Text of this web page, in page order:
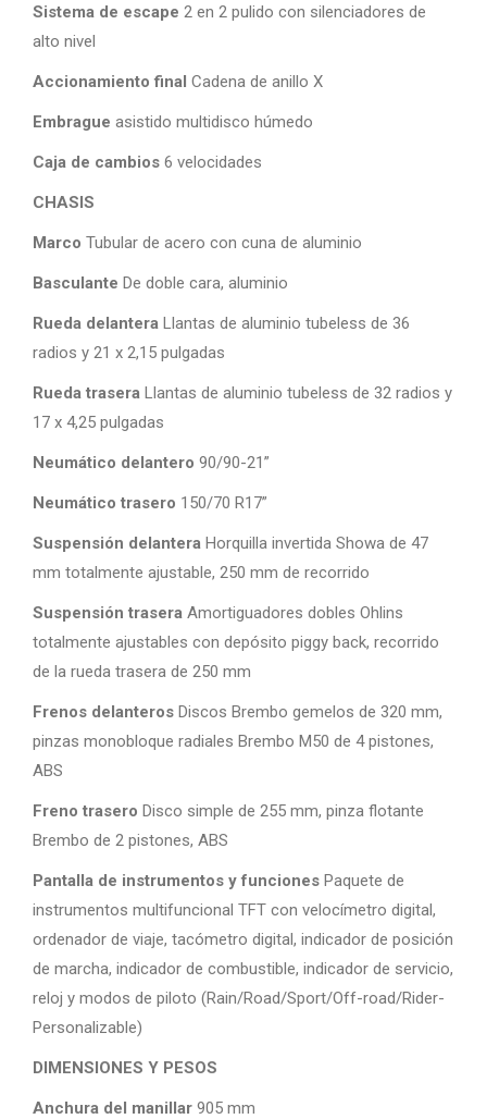
Sistema de escape 2 en 2 pulido con silenciadores de
alto nivel
Accionamiento final Cadena de anillo X
Embrague asistido multidisco húmedo
Caja de cambios 6 velocidades
CHASIS
Marco Tubular de acero con cuna de aluminio
Basculante De doble cara, aluminio
Rueda delantera Llantas de aluminio tubeless de 36
radios y 21 x 2,15 pulgadas
Rueda trasera Llantas de aluminio tubeless de 32 radios y
17 x 4,25 pulgadas
Neumático delantero 90/90-21”
Neumático trasero 150/70 R17”
Suspensión delantera Horquilla invertida Showa de 47
mm totalmente ajustable, 250 mm de recorrido
Suspensión trasera Amortiguadores dobles Ohlins
totalmente ajustables con depósito piggy back, recorrido
de la rueda trasera de 250 mm
Frenos delanteros Discos Brembo gemelos de 320 mm,
pinzas monobloque radiales Brembo M50 de 4 pistones,
ABS
Freno trasero Disco simple de 255 mm, pinza flotante
Brembo de 2 pistones, ABS
Pantalla de instrumentos y funciones Paquete de
instrumentos multifuncional TFT con velocímetro digital,
ordenador de viaje, tacómetro digital, indicador de posición
de marcha, indicador de combustible, indicador de servicio,
reloj y modos de piloto (Rain/Road/Sport/Off-road/Rider-
Personalizable)
DIMENSIONES Y PESOS
Anchura del manillar 905 mm